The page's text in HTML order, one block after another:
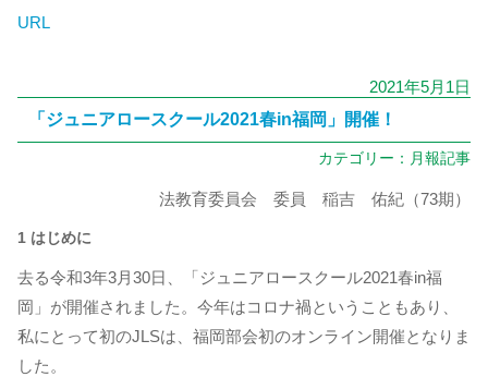
URL
2021年5月1日
「ジュニアロースクール2021春in福岡」開催！
カテゴリー： 月報記事
法教育委員会 委員 稲吉 佑紀（73期）
1 はじめに
去る令和3年3月30日、「ジュニアロースクール2021春in福
岡」が開催されました。今年はコロナ禍ということもあり、
私にとって初のJLSは、福岡部会初のオンライン開催となりま
した。